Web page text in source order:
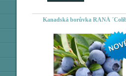
Kanadská borůvka RANÁ